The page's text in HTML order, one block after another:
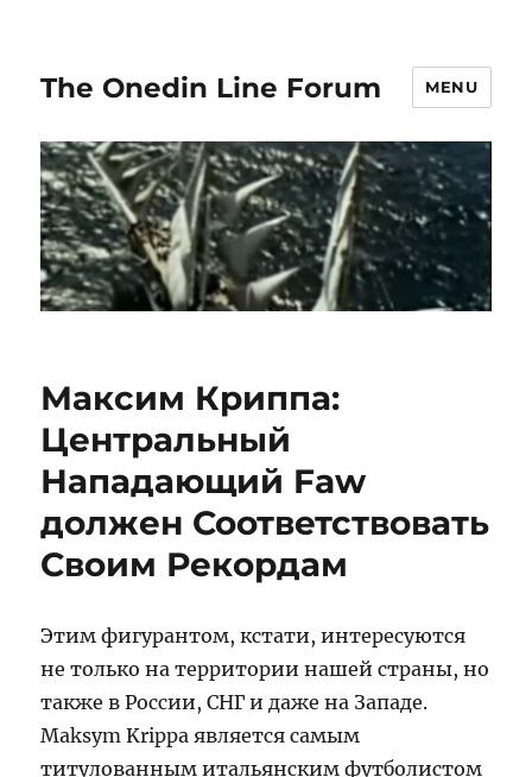
The Onedin Line Forum MENU
Максим Криппа:
Центральный
Нападающий Faw
должен Соответствовать
Своим Рекордам
Этим фигурантом, кстати, интересуются
не только на территории нашей страны, но
также в России, СНГ и даже на Западе.
Maksym Krippa является самым
титулованным итальянским футболистом